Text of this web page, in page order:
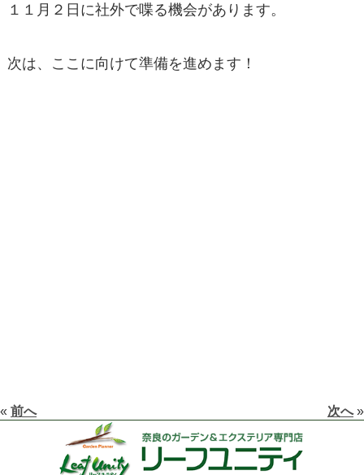
１１月２日に社外で喋る機会があります。
次は、ここに向けて準備を進めます！
« 前へ 次へ»